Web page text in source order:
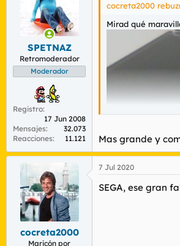
Y una lista de
Alien
SPETNAZ
Retromoderador
Moderador
Registro
17 Jun 2008
Mensajes
32.073
Reacciones
11.121
cocreta2000
Mirad qué
Mas grande y
cocreta2000
Maricón por
7 Jul 2020
SEGA, ese gran